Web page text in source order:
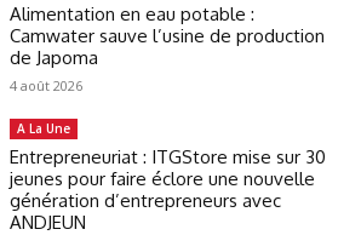
Alimentation en eau potable :
Camwater sauve l’usine de production
de Japoma
4 août 2026
A La Une
Entrepreneuriat : ITGStore mise sur 30
jeunes pour faire éclore une nouvelle
génération d’entrepreneurs avec
ANDJEUN